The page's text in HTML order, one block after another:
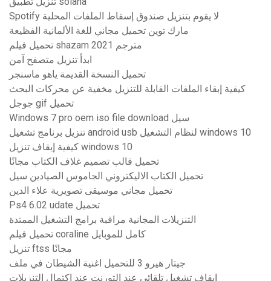
Spotify لا يقوم بتنزيل صندوق إسقاط الملفات المحلية
مارك توين تحميل مجاني للغة الألمانية الفظيعة
تحميل فيلم shazam 2021 مترجم
ابدأ تنزيل متصفح آمن
تحميل النسخة القديمة ياهو ماسنجر
كيفية إبقاء الملفات القابلة للتنزيل مخفية عن محركات البحث
جوجل gif تحميل
Windows 7 pro oem iso file download سيل
تنزيل برنامج تشغيل android usb لنظام التشغيل windows 10
كيفية إيقاف تنزيل windows 10
تحميل قالب تصميم غلاف الكتاب مجانًا
تحميل الكتاب الاليكتروني الجاموس الصيادين سيل
تحميل مجاني موسيقى تصويرية علاء الدين
Ps4 6.02 udate تحميل
التنزيلات المجانية مراقبة برامج التشغيل الممتدة
تحميل فيلم coraline كامل للموبايل
تنزيل ftss مجانًا
جيتار هيرو 3 للتحميل اغنية الشيطان في ملف
إيقاف تشغيل تلقائي عند التورنت عند اكتمال التنزيلات